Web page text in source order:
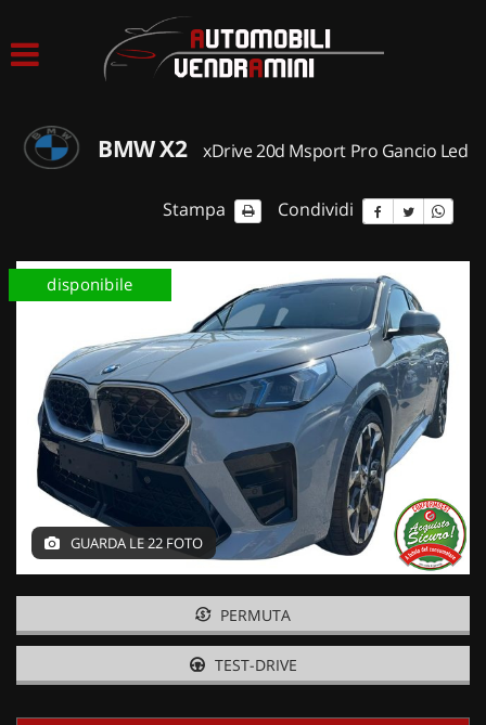
ACQUISTIAMO USATO
CONTATTI
BMW X2 xDrive 20d Msport Pro Gancio Led
Stampa Condividi
disponibile
GUARDA LE 22 FOTO
PERMUTA
TEST-DRIVE